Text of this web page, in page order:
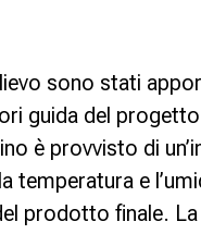
sono stati
guida del
è provvisto di
temperatura e
prodotto finale.